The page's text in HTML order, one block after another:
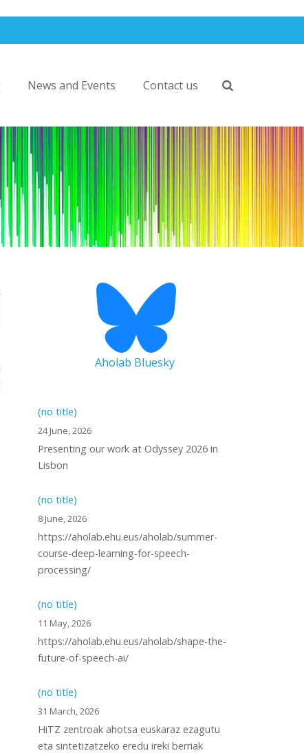
News and Events Contact us
Aholab Bluesky
(no title)
24 June, 2026
Presenting our work at Odyssey 2026 in
Lisbon
(no title)
8 June, 2026
https://aholab.ehu.eus/aholab/summer-
course-deep-learning-for-speech-
processing/
(no title)
11 May, 2026
https://aholab.ehu.eus/aholab/shape-the-
future-of-speech-ai/
(no title)
31 March, 2026
HiTZ zentroak ahotsa euskaraz ezagutu
eta sintetizatzeko eredu ireki berriak